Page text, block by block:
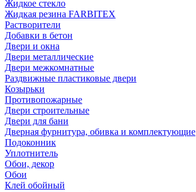
Жидкое стекло
Жидкая резина FARBITEX
Растворители
Добавки в бетон
Двери и окна
Двери металлические
Двери межкомнатные
Раздвижные пластиковые двери
Козырьки
Противопожарные
Двери строительные
Двери для бани
Дверная фурнитура, обивка и комплектующие
Подоконник
Уплотнитель
Обои, декор
Обои
Клей обойный